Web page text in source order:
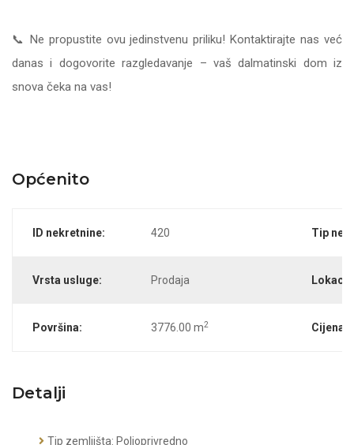
📞 Ne propustite ovu jedinstvenu priliku! Kontaktirajte nas već
danas i dogovorite razgledavanje – vaš dalmatinski dom iz
snova čeka na vas!
Općenito
ID nekretnine: 420 Tip
Vrsta usluge: Prodaja
Površina: 3776.00 m2 Cijena:
Detalji
Tip zemljišta: Poljoprivredno